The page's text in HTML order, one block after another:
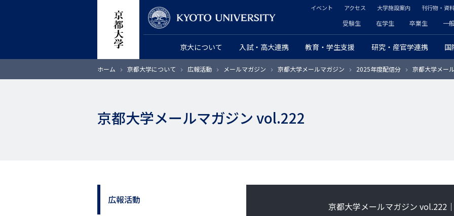
ン
京大について 入試・高大連携 教育・学生支援 研究・産官学連携 国
ヘ
ッ
ダ
マ
リ
受験生 在学生 卒業生 一
ッ
ダ
ー
カ
リ
イベント アクセス 大学施設案内 刊行物・資
ホーム 京都大学について 広報活動 メールマガジン 京都大学メールマガジン 2025年度配信分 京都大学メー
京都大学メールマガジン vol.222
サ広報活動
京都大学メールマガジン vol.222